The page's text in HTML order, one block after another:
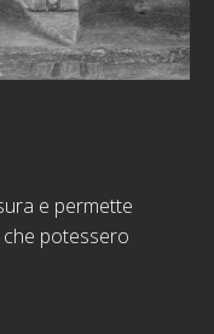
e permette
potessero